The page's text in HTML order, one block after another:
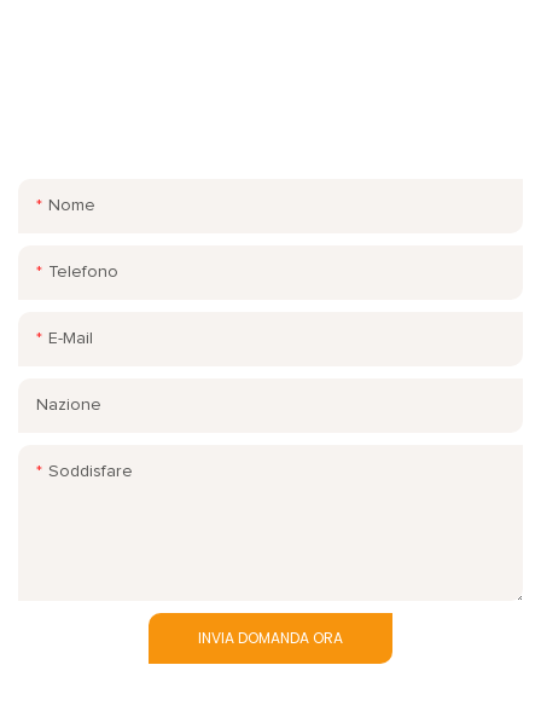
Nome
Telefono
E-Mail
Nazione
Soddisfare
INVIA DOMANDA ORA